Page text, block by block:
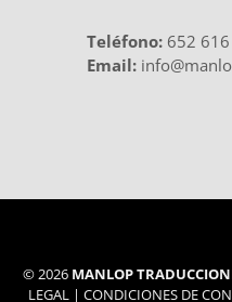
Teléfono: 652
Email:
© 2026 MANLOP
LEGAL| CONDICIONES DE